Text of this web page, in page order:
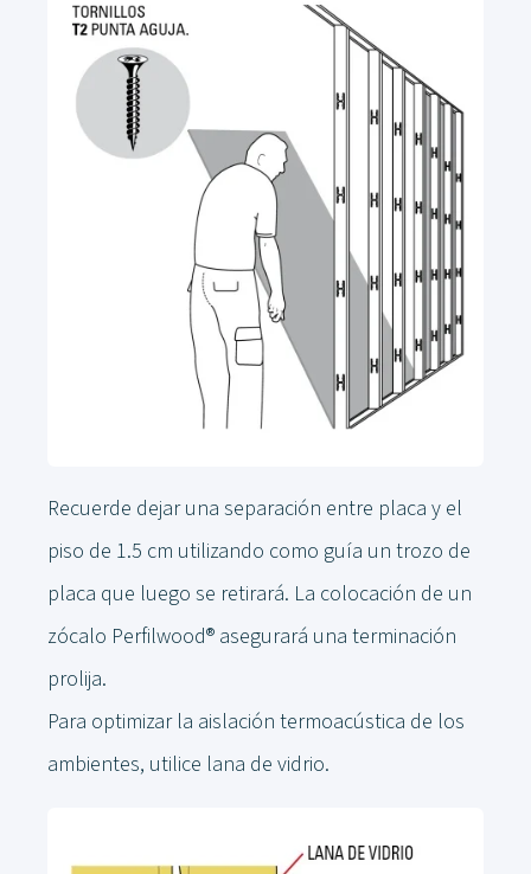
Recuerde dejar una separación entre placa y el
piso de 1.5 cm utilizando como guía un trozo de
placa que luego se retirará. La colocación de un
zócalo Perfilwood® asegurará una terminación
prolija.
Para optimizar la aislación termoacústica de los
ambientes, utilice lana de vidrio.